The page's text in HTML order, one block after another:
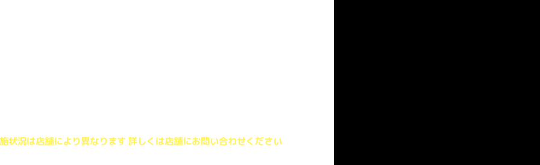
状況は店舗により異なります 詳しくは店舗にお問い合わせください